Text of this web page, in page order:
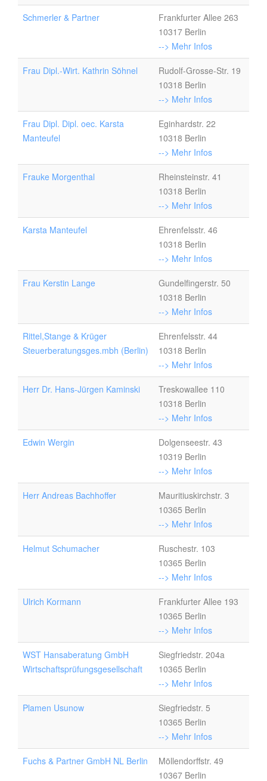
Schmerler & Partner
Frankfurter Allee 263
10317 Berlin
--> Mehr Infos
Frau Dipl.-Wirt. Kathrin Söhnel
Rudolf-Grosse-Str. 19
10318 Berlin
--> Mehr Infos
Frau Dipl. Dipl. oec. Karsta
Manteufel
Eginhardstr. 22
10318 Berlin
--> Mehr Infos
Frauke Morgenthal
Rheinsteinstr. 41
10318 Berlin
--> Mehr Infos
Karsta Manteufel
Ehrenfelsstr. 46
10318 Berlin
--> Mehr Infos
Frau Kerstin Lange
Gundelfingerstr. 50
10318 Berlin
--> Mehr Infos
Rittel,Stange & Krüger
Steuerberatungsges.mbh (Berlin)
Ehrenfelsstr. 44
10318 Berlin
--> Mehr Infos
Herr Dr. Hans-Jürgen Kaminski
Treskowallee 110
10318 Berlin
--> Mehr Infos
Edwin Wergin
Dolgenseestr. 43
10319 Berlin
--> Mehr Infos
Herr Andreas Bachhoffer
Mauritiuskirchstr. 3
10365 Berlin
--> Mehr Infos
Helmut Schumacher
Ruschestr. 103
10365 Berlin
--> Mehr Infos
Ulrich Kormann
Frankfurter Allee 193
10365 Berlin
--> Mehr Infos
WST Hansaberatung GmbH
Wirtschaftsprüfungsgesellschaft
Siegfriedstr. 204a
10365 Berlin
--> Mehr Infos
Plamen Usunow
Siegfriedstr. 5
10365 Berlin
--> Mehr Infos
Fuchs & Partner GmbH NL Berlin
Möllendorffstr. 49
10367 Berlin